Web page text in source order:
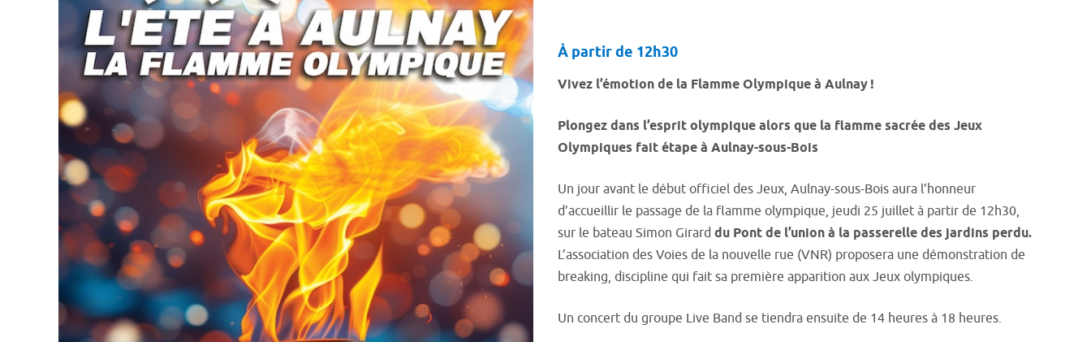
À partir de 12h30
Vivez l’émotion de la Flamme Olympique à Aulnay !
Plongez dans l’esprit olympique alors que la flamme sacrée des Jeux
Olympiques fait étape à Aulnay-sous-Bois
Un jour avant le début officiel des Jeux, Aulnay-sous-Bois aura l’honneur
d’accueillir le passage de la flamme olympique, jeudi 25 juillet à partir de 12h30,
sur le bateau Simon Girard du Pont de l’union à la passerelle des jardins perdu.
L’association des Voies de la nouvelle rue (VNR) proposera une démonstration de
breaking, discipline qui fait sa première apparition aux Jeux olympiques.
Un concert du groupe Live Band se tiendra ensuite de 14 heures à 18 heures.